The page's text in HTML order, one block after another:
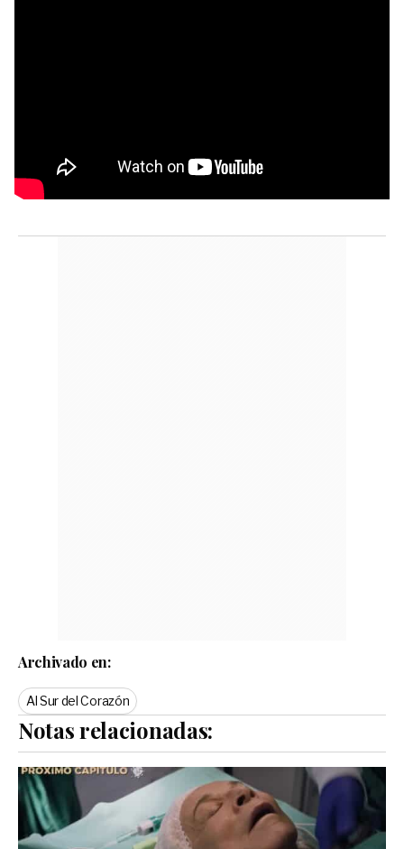
Archivado en:
Al Sur del Corazón
Notas relacionadas: